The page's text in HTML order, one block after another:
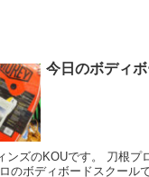
今日のボディボ
ンズのKOUです。 刀根プ
のボディボードスクール